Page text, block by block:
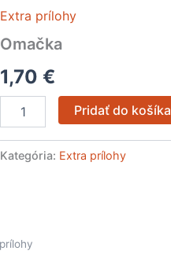
Extra prílohy
Omačka
1,70 €
Pridať do košíka
Kategória: Extra prílohy